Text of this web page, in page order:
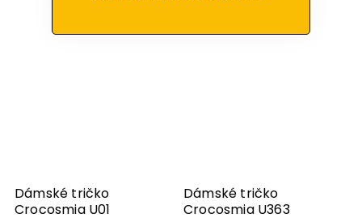
Dámské tričko
Crocosmia U01
Dámské tričko
Crocosmia U363